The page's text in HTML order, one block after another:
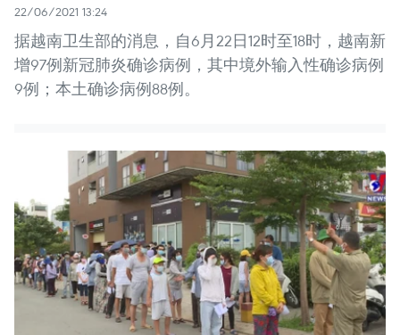
22/06/2021 13:24
据越南卫生部的消息，自6月22日12时至18时，越南新
增97例新冠肺炎确诊病例，其中境外输入性确诊病例
9例；本土确诊病例88例。